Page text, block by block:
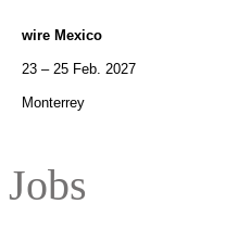
wire Mexico
23 – 25 Feb. 2027
Monterrey
Jobs